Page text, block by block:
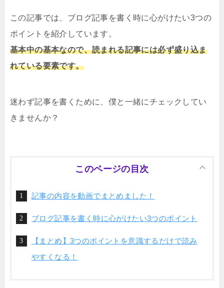
この記事では、ブログ記事を書く時に心がけたい3つの
ポイントを紹介しています。
基本中の基本なので、読まれる記事には必ず盛り込ま
れている要素です。
迷わず記事を書くために、僕と一緒にチェックしてい
きませんか？
このページの目次
記事の内容を動画でまとめました！
ブログ記事を書く時に心がけたい3つのポイント
【まとめ】3つのポイントを意識するだけで読み
やすくなる！